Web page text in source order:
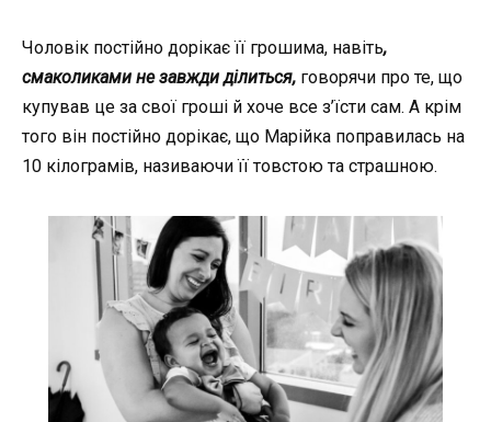
Чоловік постійно дорікає її грошима, навіть,
смаколиками не завжди ділиться, говорячи про те, що
купував це за свої гроші й хоче все з’їсти сам. А крім
того він постійно дорікає, що Марійка поправилась на
10 кілограмів, називаючи її товстою та страшною.